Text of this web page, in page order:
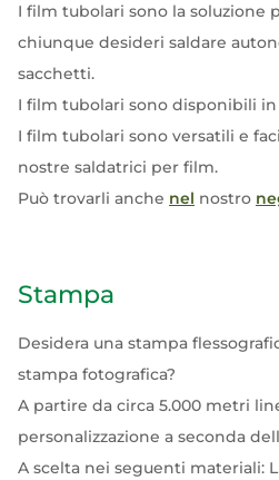
I film tubolari sono la soluzione
chiunque desideri saldare
sacchetti.
I film tubolari sono disponibili in
I film tubolari sono versatili e
nostre saldatrici per film.
Può trovarli anche nel nostro
Stampa
Desidera una stampa
stampa fotografica?
A partire da circa 5.000 metri
personalizzazione a seconda
A scelta nei seguenti materiali: